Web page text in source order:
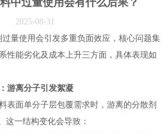
中过量使用会有什么后果？
2025-08-31
使用会引发多重负面效应，核心问题集
性能劣化及成本上升三方面，具体表现如
游离分子引发絮凝
面单分子层包覆需求时，游离的分散剂
这一结构变化会导致：